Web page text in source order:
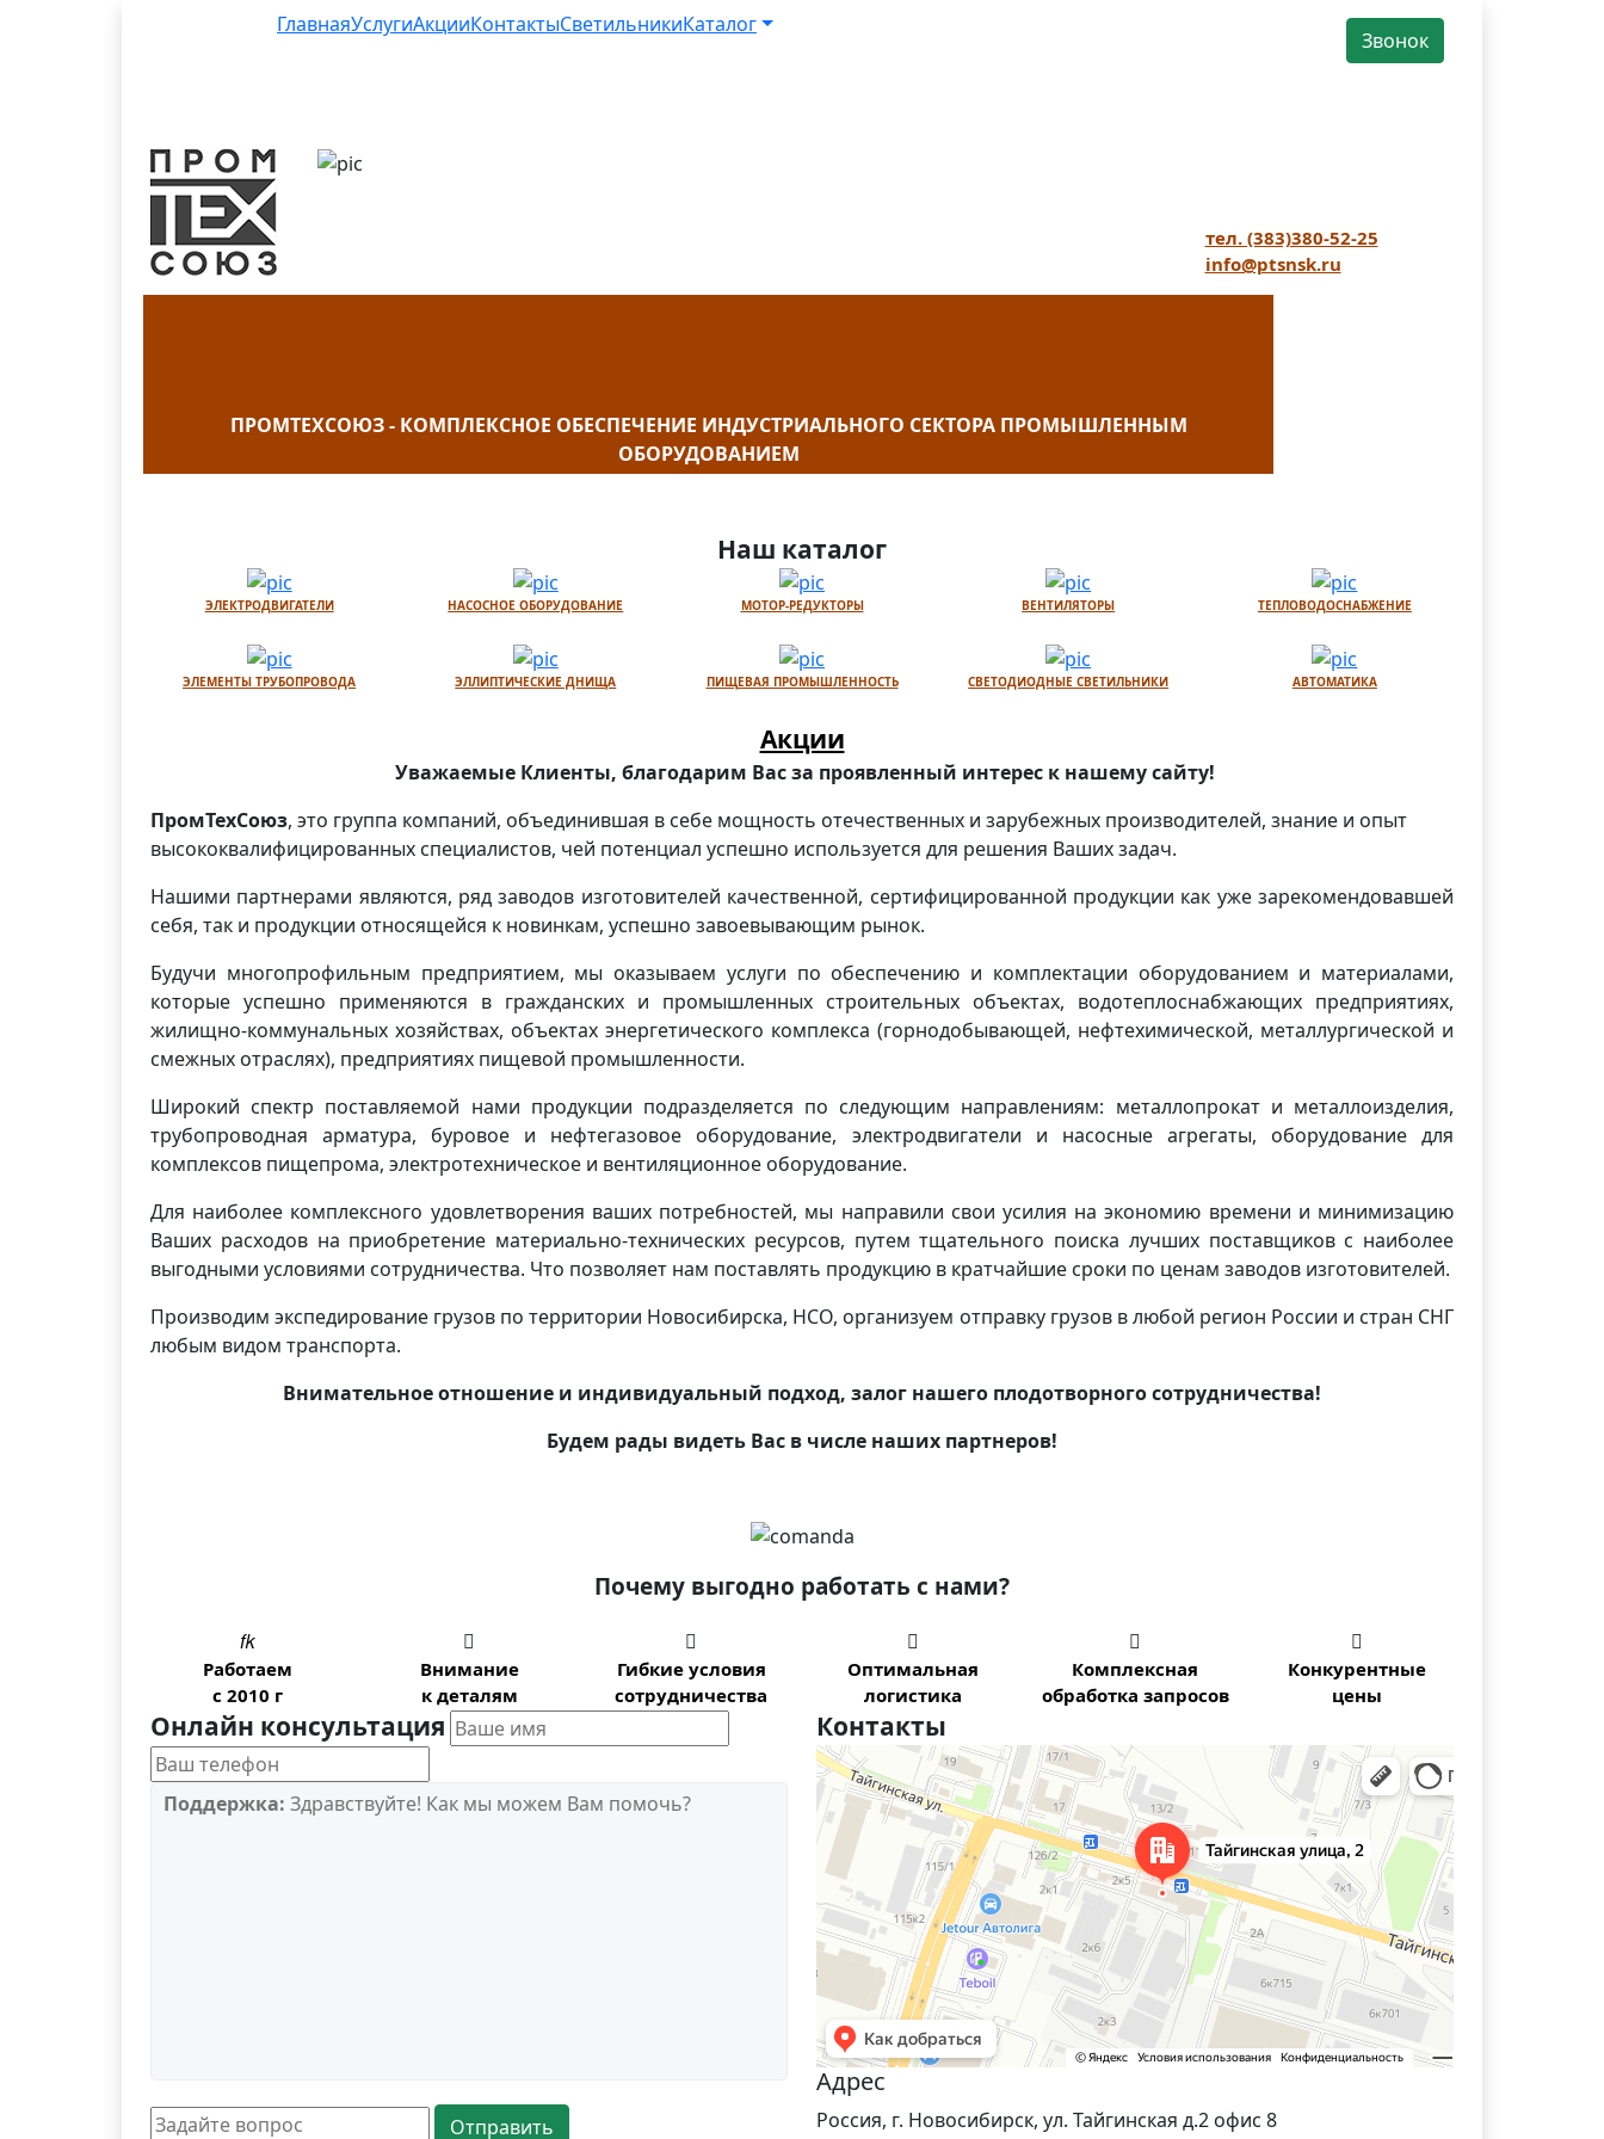
ГлавнаяУслугиАкцииКонтактыСветильникиКаталог
Звонок
тел. (383)380-52-25
info@ptsnsk.ru
ПРОМТЕХСОЮЗ - КОМПЛЕКСНОЕ ОБЕСПЕЧЕНИЕ ИНДУСТРИАЛЬНОГО СЕКТОРА ПРОМЫШЛЕННЫМ
ОБОРУДОВАНИЕМ
Наш каталог
ЭЛЕКТРОДВИГАТЕЛИ НАСОСНОЕ ОБОРУДОВАНИЕ МОТОР-РЕДУКТОРЫ ВЕНТИЛЯТОРЫ ТЕПЛОВОДОСНАБЖЕНИЕ
ЭЛЕМЕНТЫ ТРУБОПРОВОДА ЭЛЛИПТИЧЕСКИЕ ДНИЩА ПИЩЕВАЯ ПРОМЫШЛЕННОСТЬ СВЕТОДИОДНЫЕ СВЕТИЛЬНИКИ АВТОМАТИКА
Акции
Уважаемые Клиенты, благодарим Вас за проявленный интерес к нашему сайту!
ПромТехСоюз, это группа компаний, объединившая в себе мощность отечественных и зарубежных производителей, знание и опыт
высококвалифицированных специалистов, чей потенциал успешно используется для решения Ваших задач.
Нашими партнерами являются, ряд заводов изготовителей качественной, сертифицированной продукции как уже зарекомендовавшей
себя, так и продукции относящейся к новинкам, успешно завоевывающим рынок.
Будучи многопрофильным предприятием, мы оказываем услуги по обеспечению и комплектации оборудованием и материалами,
которые успешно применяются в гражданских и промышленных строительных объектах, водотеплоснабжающих предприятиях,
жилищно-коммунальных хозяйствах, объектах энергетического комплекса (горнодобывающей, нефтехимической, металлургической и
смежных отраслях), предприятиях пищевой промышленности.
Широкий спектр поставляемой нами продукции подразделяется по следующим направлениям: металлопрокат и металлоизделия,
трубопроводная арматура, буровое и нефтегазовое оборудование, электродвигатели и насосные агрегаты, оборудование для
комплексов пищепрома, электротехническое и вентиляционное оборудование.
Для наиболее комплексного удовлетворения ваших потребностей, мы направили свои усилия на экономию времени и минимизацию
Ваших расходов на приобретение материально-технических ресурсов, путем тщательного поиска лучших поставщиков с наиболее
выгодными условиями сотрудничества. Что позволяет нам поставлять продукцию в кратчайшие сроки по ценам заводов изготовителей.
Производим экспедирование грузов по территории Новосибирска, НСО, организуем отправку грузов в любой регион России и стран СНГ
любым видом транспорта.
Внимательное отношение и индивидуальный подход, залог нашего плодотворного сотрудничества!
Будем рады видеть Вас в числе наших партнеров!
Почему выгодно работать с нами?

Работаем
с 2010 г

Внимание
к деталям

Гибкие условия
сотрудничества

Оптимальная
логистика

Комплексная
обработка запросов

Конкурентные
цены
Онлайн консультация
Поддержка: Здравствуйте! Как мы можем Вам помочь?
Контакты
Новосибирск
Тайгинская улица, 2 на карте Новосибирска — Яндекс Карты
Адрес
Россия, г. Новосибирск, ул. Тайгинская д.2 офис 8